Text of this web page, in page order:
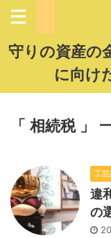
守りの資産の
に向け
「 相続税 」
工
違
の